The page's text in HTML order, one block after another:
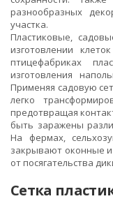
разнообразных
участка.
Пластиковые,
изготовлении
птицефабриках
изготовления
Применяя садовую
легко
предотвращая
быть заражены
На фермах,
закрывают оконные
от посягательства
Сетка